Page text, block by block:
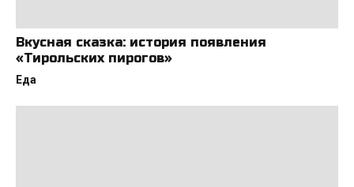
Вкусная сказка: история появления
«Тирольских пирогов»
Еда